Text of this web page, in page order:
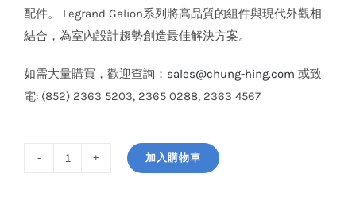
配件。 Legrand Galion系列將高品質的組件與現代外觀相
結合，為室內設計趨勢創造最佳解決方案。
如需大量購買，歡迎查詢： sales@chung-hing.com 或致
電: (852) 2363 5203, 2365 0288, 2363 4567
加入購物車